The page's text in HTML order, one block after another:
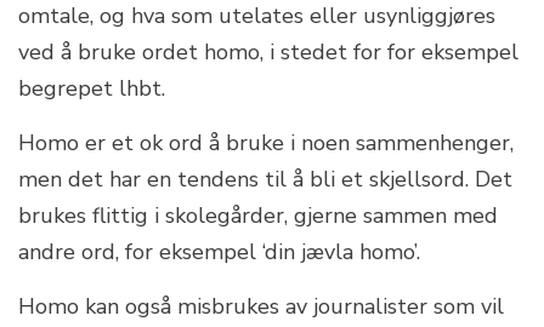
omtale, og hva som utelates eller usynliggjøres
ved å bruke ordet homo, i stedet for for eksempel
begrepet lhbt.
Homo er et ok ord å bruke i noen sammenhenger,
men det har en tendens til å bli et skjellsord. Det
brukes flittig i skolegårder, gjerne sammen med
andre ord, for eksempel ‘din jævla homo’.
Homo kan også misbrukes av journalister som vil